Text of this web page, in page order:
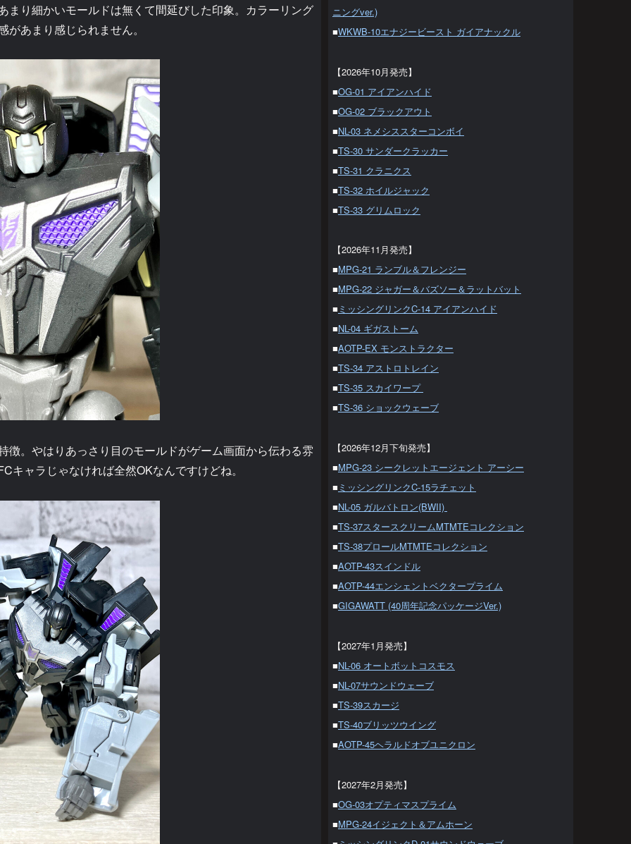
まり細かいモールドは無くて間延びした印象。カラーリング
あまり感じられません。
。やはりあっさり目のモールドがゲーム画面から伝わる雰
キャラじゃなければ全然OKなんですけどね。
ニングver.)
■WKWB-10エナジービースト ガイアナックル
【2026年10月発売】
■OG-01 アイアンハイド
■OG-02 ブラックアウト
■NL-03 ネメシススターコンボイ
■TS-30 サンダークラッカー
■TS-31 クラニクス
■TS-32 ホイルジャック
■TS-33 グリムロック
【2026年11月発売】
■MPG-21 ランブル＆フレンジー
■MPG-22 ジャガー＆バズソー＆ラットバット
■ ミッシングリンクC-14 アイアンハイド
■NL-04 ギガストーム
■AOTP-EX モンストラクター
■TS-34 アストロトレイン
■TS-35 スカイワープ
■TS-36 ショックウェーブ
【2026年12月下旬発売】
■MPG-23 シークレットエージェント アーシー
■ ミッシングリンクC-15ラチェット
■NL-05 ガルバトロン(BWII)
■TS-37スタースクリームMTMTEコレクション
■TS-38プロールMTMTEコレクション
■AOTP-43スインドル
■AOTP-44エンシェントベクタープライム
■GIGAWATT (40周年記念パッケージVer.)
【2027年1月発売】
■NL-06 オートボットコスモス
■NL-07サウンドウェーブ
■TS-39スカージ
■TS-40ブリッツウイング
■AOTP-45ヘラルドオブユニクロン
【2027年2月発売】
■OG-03オプティマスプライム
■MPG-24イジェクト＆アムホーン